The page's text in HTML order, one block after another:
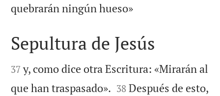
quebrarán ningún hueso»

Sepultura de Jesús

37 y, como dice otra Escritura: «Mirarán al
que han traspasado». 

38 Después de esto,